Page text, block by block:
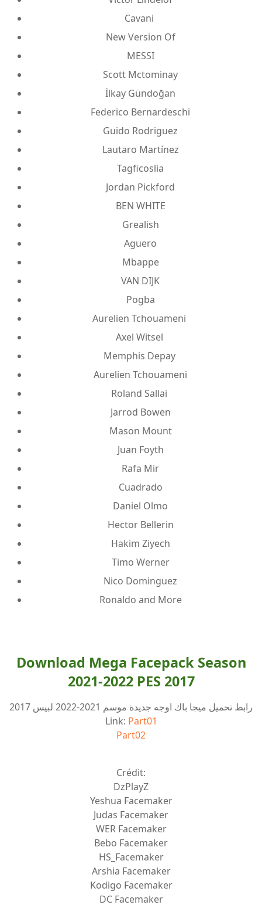
Cavani
New Version Of
MESSI
Scott Mctominay
İlkay Gündoğan
Federico Bernardeschi
Guido Rodriguez
Lautaro Martínez
Tagficoslia
Jordan Pickford
BEN WHITE
Grealish
Aguero
Mbappe
VAN DIJK
Pogba
Aurelien Tchouameni
Axel Witsel
Memphis Depay
Aurelien Tchouameni
Roland Sallai
Jarrod Bowen
Mason Mount
Juan Foyth
Rafa Mir
Cuadrado
Daniel Olmo
Hector Bellerin
Hakim Ziyech
Timo Werner
Nico Dominguez
Ronaldo and More
Download Mega Facepack Season
2021-2022 PES 2017
رابط تحميل ميجا باك اوجه جديدة موسم 2021-2022 لبيس 2017
Link: Part01
Part02
Crédit:
DzPlayZ
Yeshua Facemaker
Judas Facemaker
WER Facemaker
Bebo Facemaker
HS_Facemaker
Arshia Facemaker
Kodigo Facemaker
DC Facemaker